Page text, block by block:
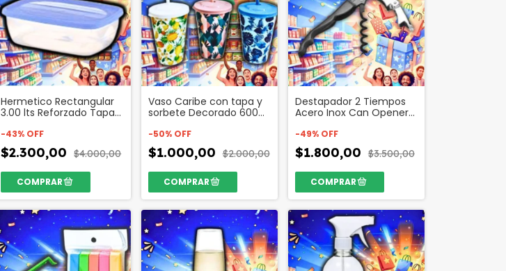
Hermetico Rectangular
3.00 lts Reforzado Tapa
-43% OFF
$2.300,00 $4.000,00
Vaso Caribe con tapa y
sorbete Decorado 600
-50% OFF
$1.000,00 $2.000,00
Destapador 2 Tiempos
Acero Inox Can Opener
-49% OFF
$1.800,00 $3.500,00